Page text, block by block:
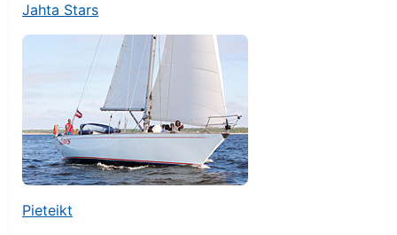
Jahta Stars
Pieteikt